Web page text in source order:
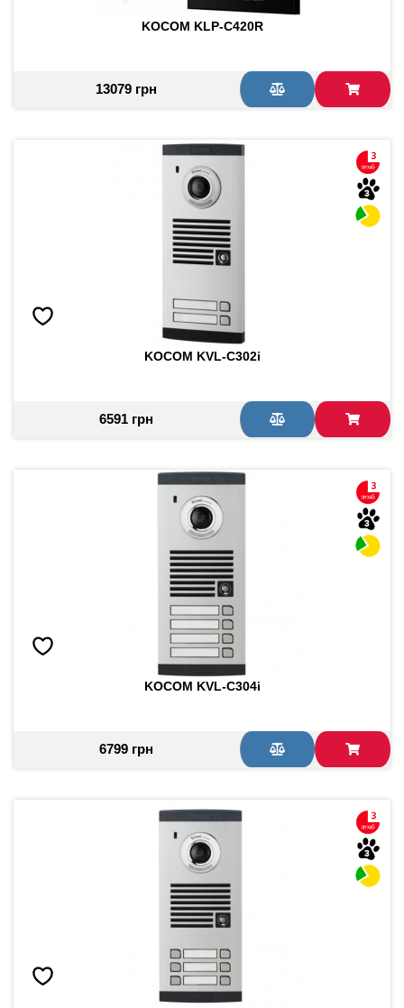
KOCOM KLP-C420R
13079 грн
KOCOM KVL-C302i
6591 грн
KOCOM KVL-C304i
6799 грн